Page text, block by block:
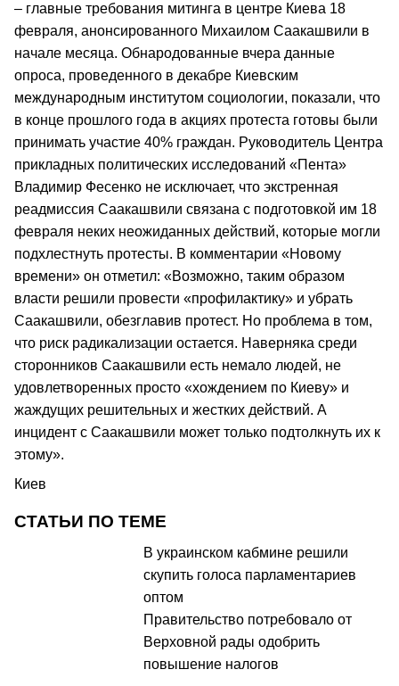
– главные требования митинга в центре Киева 18
февраля, анонсированного Михаилом Саакашвили в
начале месяца. Обнародованные вчера данные
опроса, проведенного в декабре Киевским
международным институтом социологии, показали, что
в конце прошлого года в акциях протеста готовы были
принимать участие 40% граждан. Руководитель Центра
прикладных политических исследований «Пента»
Владимир Фесенко не исключает, что экстренная
реадмиссия Саакашвили связана с подготовкой им 18
февраля неких неожиданных действий, которые могли
подхлестнуть протесты. В комментарии «Новому
времени» он отметил: «Возможно, таким образом
власти решили провести «профилактику» и убрать
Саакашвили, обезглавив протест. Но проблема в том,
что риск радикализации остается. Наверняка среди
сторонников Саакашвили есть немало людей, не
удовлетворенных просто «хождением по Киеву» и
жаждущих решительных и жестких действий. А
инцидент с Саакашвили может только подтолкнуть их к
этому».
Киев
СТАТЬИ ПО ТЕМЕ
В украинском кабмине решили
скупить голоса парламентариев
оптом
Правительство потребовало от
Верховной рады одобрить
повышение налогов